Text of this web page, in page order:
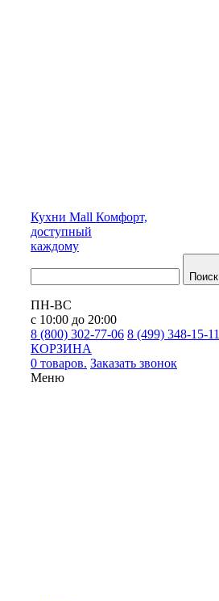
Кухни Mall Комфорт,
доступный
каждому
Поиск
ПН-ВС
с 10:00 до 20:00
8 (800) 302-77-06 8 (499) 348-15-11
КОРЗИНА
0 товаров. Заказать звонок
Меню